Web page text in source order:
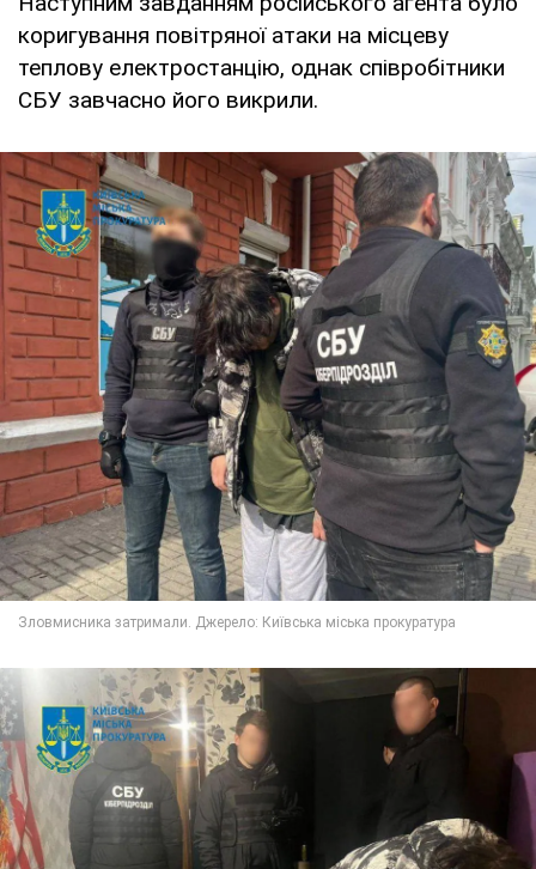
коригування повітряної атаки на місцеву
теплову електростанцію, однак співробітники
СБУ завчасно його викрили.